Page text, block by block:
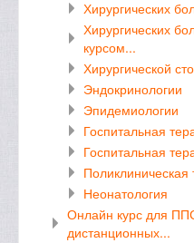
Хирургических
Хирургических
курсом...
Хирургической
Эндокринологии
Эпидемиологии
Госпитальная
Госпитальная
Поликлиническая
Неонатология
Онлайн курс для
дистанционных...